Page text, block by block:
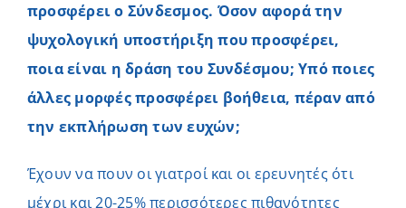
προσφέρει ο Σύνδεσμος. Όσον αφορά την
ψυχολογική υποστήριξη που προσφέρει,
ποια είναι η δράση του Συνδέσμου; Υπό ποιες
άλλες μορφές προσφέρει βοήθεια, πέραν από
την εκπλήρωση των ευχών;
Έχουν να πουν οι γιατροί και οι ερευνητές ότι
μέχρι και 20-25% περισσότερες πιθανότητες